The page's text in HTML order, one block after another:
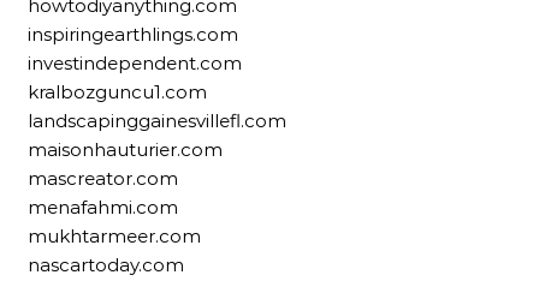
howtodiyanything.com
inspiringearthlings.com
investindependent.com
kralbozguncu1.com
landscapinggainesvillefl.com
maisonhauturier.com
mascreator.com
menafahmi.com
mukhtarmeer.com
nascartoday.com